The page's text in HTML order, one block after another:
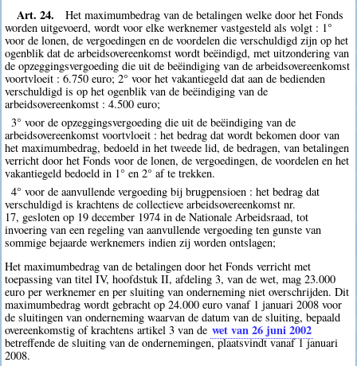
Art. 24.
Het maximumbedrag van de betalingen welke door het Fonds
worden uitgevoerd, wordt voor elke werknemer vastgesteld als volgt : 1°
voor de lonen, de vergoedingen en de voordelen die verschuldigd zijn op het
ogenblik dat de arbeidsovereenkomst wordt beëindigd, met uitzondering van
de opzeggingsvergoeding die uit de beëindiging van de arbeidsovereenkomst
voortvloeit : 6.750 euro; 2° voor het vakantiegeld dat aan de bedienden
verschuldigd is op het ogenblik van de beëindiging van de
arbeidsovereenkomst : 4.500 euro;
3° voor de opzeggingsvergoeding die uit de beëindiging van de
arbeidsovereenkomst voortvloeit : het bedrag dat wordt bekomen door van
het maximumbedrag, bedoeld in het tweede lid, de bedragen, van betalingen
verricht door het Fonds voor de lonen, de vergoedingen, de voordelen en het
vakantiegeld bedoeld in 1° en 2° af te trekken.
4° voor de aanvullende vergoeding bij brugpensioen : het bedrag dat
verschuldigd is krachtens de collectieve arbeidsovereenkomst nr.
17, gesloten op 19 december 1974 in de Nationale Arbeidsraad, tot
invoering van een regeling van aanvullende vergoeding ten gunste van
sommige bejaarde werknemers indien zij worden ontslagen;
Het maximumbedrag van de betalingen door het Fonds verricht met
toepassing van titel IV, hoofdstuk II, afdeling 3, van de wet, mag 23.000
euro per werknemer en per sluiting van onderneming niet overschrijden. Dit
maximumbedrag wordt gebracht op 24.000 euro vanaf 1 januari 2008 voor
de sluitingen van onderneming waarvan de datum van de sluiting, bepaald
overeenkomstig of krachtens artikel 3 van de wet van 26 juni 2002
betreffende de sluiting van de ondernemingen, plaatsvindt vanaf 1 januari
2008.